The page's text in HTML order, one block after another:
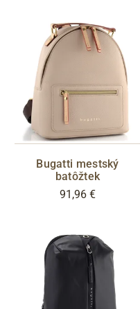
Bugatti mestský
batôžtek
91,96 €